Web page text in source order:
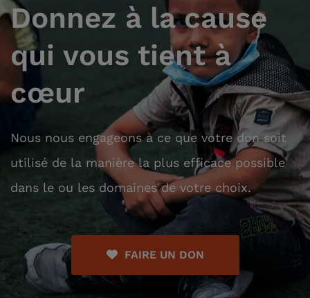
Donnez à la cause
qui vous tient à
cœur
Nous nous engageons à ce que votre don soit
utilisé de la manière la plus efficace possible
dans le ou les domaines de votre choix.
FAIRE UN DON